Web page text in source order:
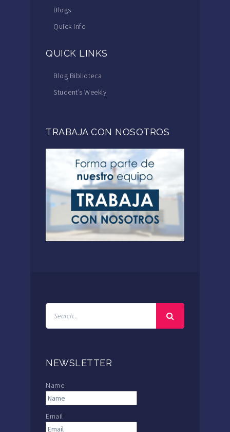
Blogs
Quick Info
QUICK LINKS
Blog Biblioteca
Student’s Weekly
TRABAJA CON NOSOTROS
NEWSLETTER
Name
Email